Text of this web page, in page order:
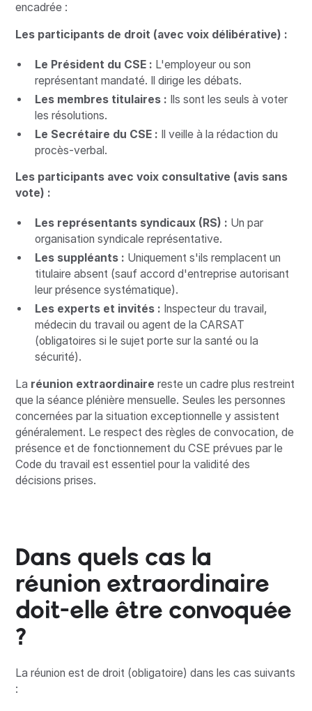
encadrée :
Les participants de droit (avec voix délibérative) :
Le Président du CSE : L'employeur ou son
représentant mandaté. Il dirige les débats.
Les membres titulaires : Ils sont les seuls à voter
les résolutions.
Le Secrétaire du CSE : Il veille à la rédaction du
procès-verbal.
Les participants avec voix consultative (avis sans
vote) :
Les représentants syndicaux (RS) : Un par
organisation syndicale représentative.
Les suppléants : Uniquement s'ils remplacent un
titulaire absent (sauf accord d'entreprise autorisant
leur présence systématique).
Les experts et invités : Inspecteur du travail,
médecin du travail ou agent de la CARSAT
(obligatoires si le sujet porte sur la santé ou la
sécurité).
La réunion extraordinaire reste un cadre plus restreint
que la séance plénière mensuelle. Seules les personnes
concernées par la situation exceptionnelle y assistent
généralement. Le respect des règles de convocation, de
présence et de fonctionnement du CSE prévues par le
Code du travail est essentiel pour la validité des
décisions prises.
Dans quels cas la
réunion extraordinaire
doit-elle être convoquée
?
La réunion est de droit (obligatoire) dans les cas suivants
: